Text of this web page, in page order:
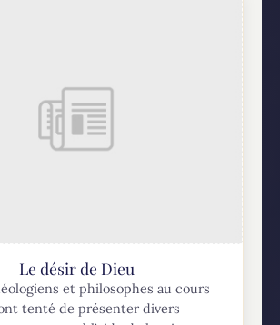
Le désir de Dieu
et philosophes au cours
tenté de présenter divers